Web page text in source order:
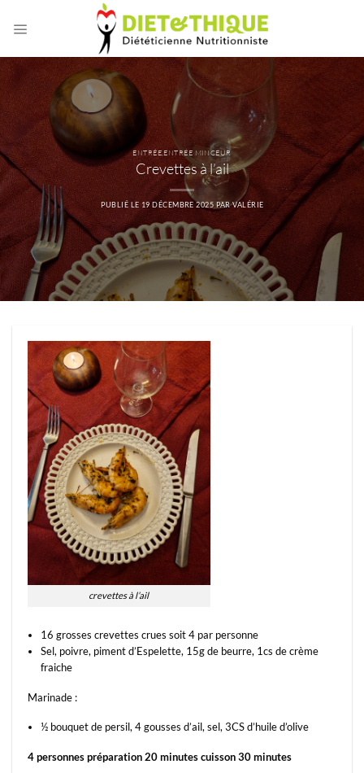
ENTRÉE ENTRÉE MINCEUR
Crevettes à l’ail
PUBLIÉ LE 19 DÉCEMBRE 2025 PARVALÉRIE
crevettes à l’ail
16 grosses crevettes crues soit 4 par personne
Sel, poivre, piment d’Espelette, 15g de beurre, 1cs de crème
fraiche
Marinade :
½ bouquet de persil, 4 gousses d’ail, sel, 3CS d’huile d’olive
4 personnes préparation 20 minutes cuisson 30 minutes